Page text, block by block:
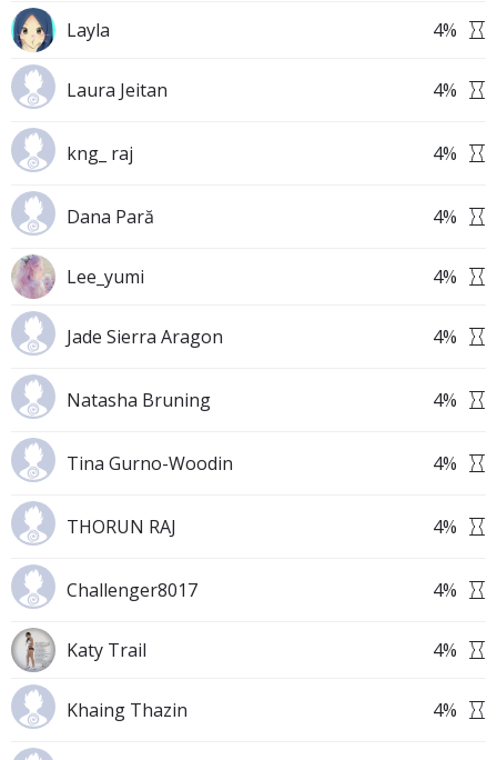
Layla 4%
Laura Jeitan 4%
kng_ raj 4%
Dana Pară 4%
Lee_yumi 4%
Jade Sierra Aragon 4%
Natasha Bruning 4%
Tina Gurno-Woodin 4%
THORUN RAJ 4%
Challenger8017 4%
Katy Trail 4%
Khaing Thazin 4%